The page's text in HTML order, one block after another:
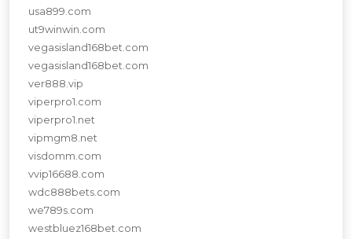
usa899.com
ut9winwin.com
vegasisland168bet.com
vegasisland168bet.com
ver888.vip
viperpro1.com
viperpro1.net
vipmgm8.net
visdomm.com
vvip16688.com
wdc888bets.com
we789s.com
westbluez168bet.com